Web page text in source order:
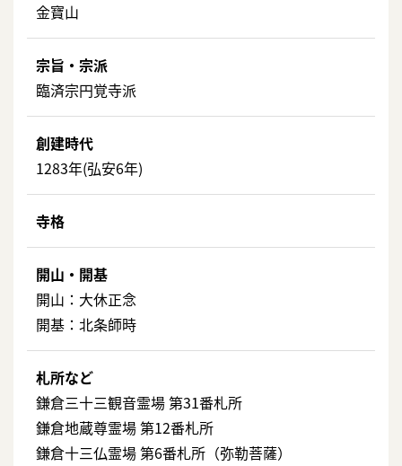
金寶山
宗旨・宗派
臨済宗円覚寺派
創建時代
1283年(弘安6年)
寺格
開山・開基
開山：大休正念
開基：北条師時
札所など
鎌倉三十三観音霊場 第31番札所
鎌倉地蔵尊霊場 第12番札所
鎌倉十三仏霊場 第6番札所（弥勒菩薩）